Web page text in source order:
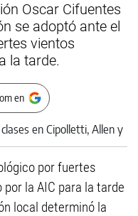
Oscar Cifuentes
se adoptó ante el
vientos
la tarde.
en
por fuertes
la AIC para la tarde
local determinó la